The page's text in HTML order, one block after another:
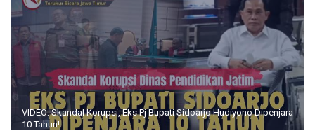
VIDEO: Skandal Korupsi, Eks Pj Bupati Sidoarjo Hudiyono Dipenjara
10 Tahun!